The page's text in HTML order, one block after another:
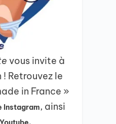
vous invite à
! Retrouvez le
in France »
Instagram, ainsi